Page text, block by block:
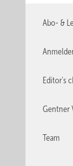
Abo- &
Editor's
Gentner
Team